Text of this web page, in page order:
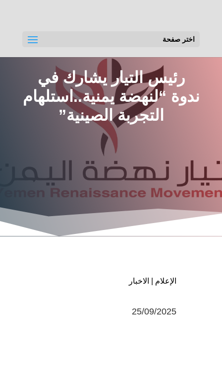
اختر صفحة
رئيس التيار يشارك في
ندوة “لنهضة يمنية..استلهام
التجربة الصينية”
الإعلام الاخبار
25/09/2025